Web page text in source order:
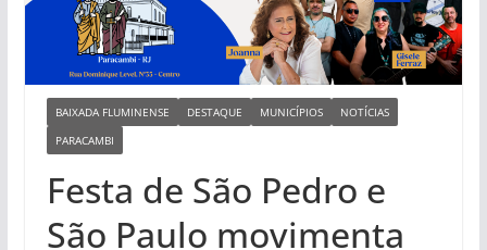
BAIXADA FLUMINENSE DESTAQUE MUNICÍPIOS
NOTÍCIAS
PARACAMBI
Festa de São Pedro e
São Paulo movimenta